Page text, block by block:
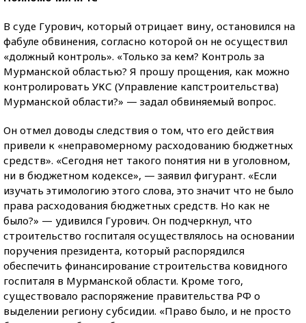
В суде Гурович, который отрицает вину, остановился на
фабуле обвинения, согласно которой он не осуществил
«должный контроль». «Только за кем? Контроль за
Мурманской областью? Я прошу прощения, как можно
контролировать УКС (Управление капстроительства)
Мурманской области?» — задал обвиняемый вопрос.
Он отмел доводы следствия о том, что его действия
привели к «неправомерному расходованию бюджетных
средств». «Сегодня нет такого понятия ни в уголовном,
ни в бюджетном кодексе», — заявил фигурант. «Если
изучать этимологию этого слова, это значит что не было
права расходования бюджетных средств. Но как не
было?» — удивился Гурович. Он подчеркнул, что
строительство госпиталя осуществлялось на основании
поручения президента, который распорядился
обеспечить финансирование строительства ковидного
госпиталя в Мурманской области. Кроме того,
существовало распоряжение правительства РФ о
выделении региону субсидии. «Право было, и не просто